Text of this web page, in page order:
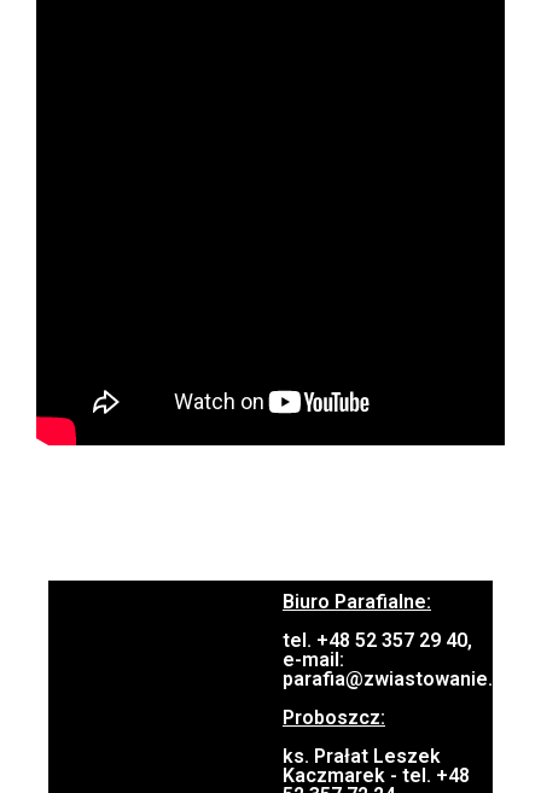
Biuro Parafialne:
tel. +48 52 357 29 40,
e-mail:
parafia@zwiastowanie.pl
Proboszcz:
ks. Prałat Leszek
Kaczmarek - tel. +48